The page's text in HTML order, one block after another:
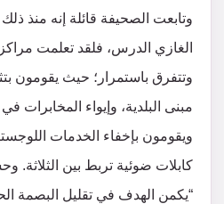
وتابعت الصحيفة قائلة إنه منذ
الغازي الدرس، فلقد تعلمت
وتتفرق باستمرار؛ حيث يقومون
مبنى البلدية، وإيواء المخابرات
ويقومون بإخفاء الخدمات
كابلات ضوئية تربط بين
“يكمن الهدف في تقليل البصمة